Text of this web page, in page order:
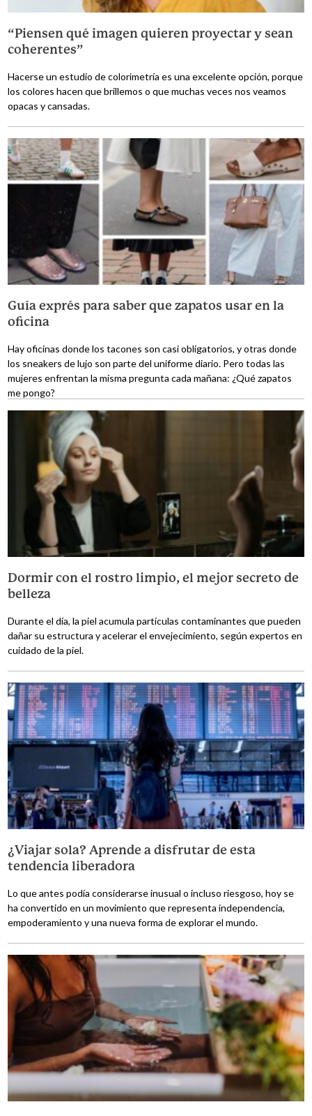
“Piensen qué imagen quieren proyectar y sean
coherentes”
Hacerse un estudio de colorimetría es una excelente opción, porque
los colores hacen que brillemos o que muchas veces nos veamos
opacas y cansadas.
Guía exprés para saber que zapatos usar en la
oficina
Hay oficinas donde los tacones son casi obligatorios, y otras donde
los sneakers de lujo son parte del uniforme diario. Pero todas las
mujeres enfrentan la misma pregunta cada mañana: ¿Qué zapatos
me pongo?
Dormir con el rostro limpio, el mejor secreto de
belleza
Durante el día, la piel acumula partículas contaminantes que pueden
dañar su estructura y acelerar el envejecimiento, según expertos en
cuidado de la piel.
¿Viajar sola? Aprende a disfrutar de esta
tendencia liberadora
Lo que antes podía considerarse inusual o incluso riesgoso, hoy se
ha convertido en un movimiento que representa independencia,
empoderamiento y una nueva forma de explorar el mundo.